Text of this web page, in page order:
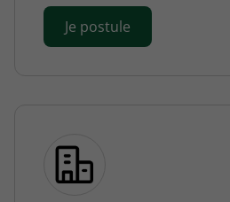
Je postule